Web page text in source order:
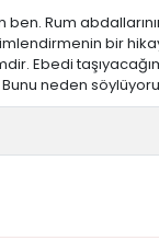
ben. Rum
bir
Ebedi
neden söylüyorum